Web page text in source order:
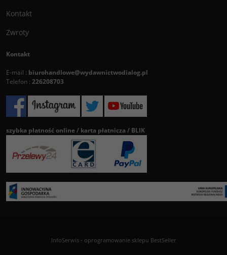
Kontakt
Zwroty
Kontakt
E-mail : biurohandlowe@wydawnictwodialog.pl
Telefon : 226208703
szybka płatność online / karta płatnicza / BLIK
InfoSerwis- oprogramowanie sklepu BestSeller